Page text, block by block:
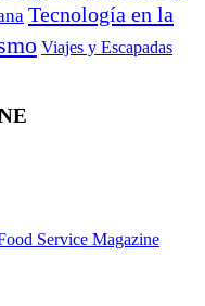
Tecnología en la
Viajes y Escapadas
Service Magazine